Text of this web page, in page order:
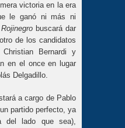
victoria en la era
le ganó ni más ni
Rojinegro buscará dar
de los candidatos
Bernardi y
en el once en lugar
Delgadillo.
a cargo de Pablo
partido perfecto, ya
del lado que sea),